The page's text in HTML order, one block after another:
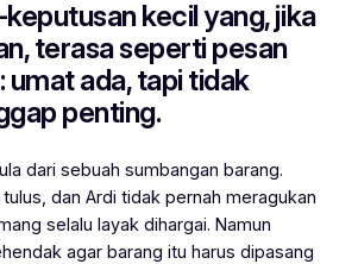
kecil yang, jika
terasa seperti pesan
umat ada, tapi tidak
penting.
dari sebuah sumbangan barang.
dan Ardi tidak pernah meragukan
selalu layak dihargai. Namun
agar barang itu harus dipasang